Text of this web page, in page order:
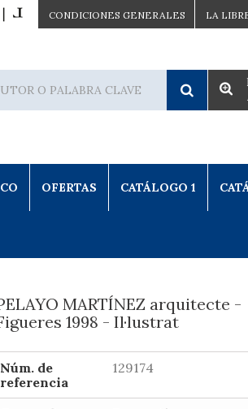
LA
CONDICIONES GENERALES
OFERTAS CATÁLOGO 1
MARTÍNEZ arquitecte -
1998 - Il·lustrat
Núm. de
referencia
129174